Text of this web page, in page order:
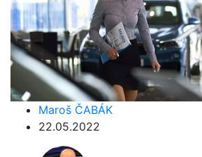
Maroš ČABÁK
22.05.2022